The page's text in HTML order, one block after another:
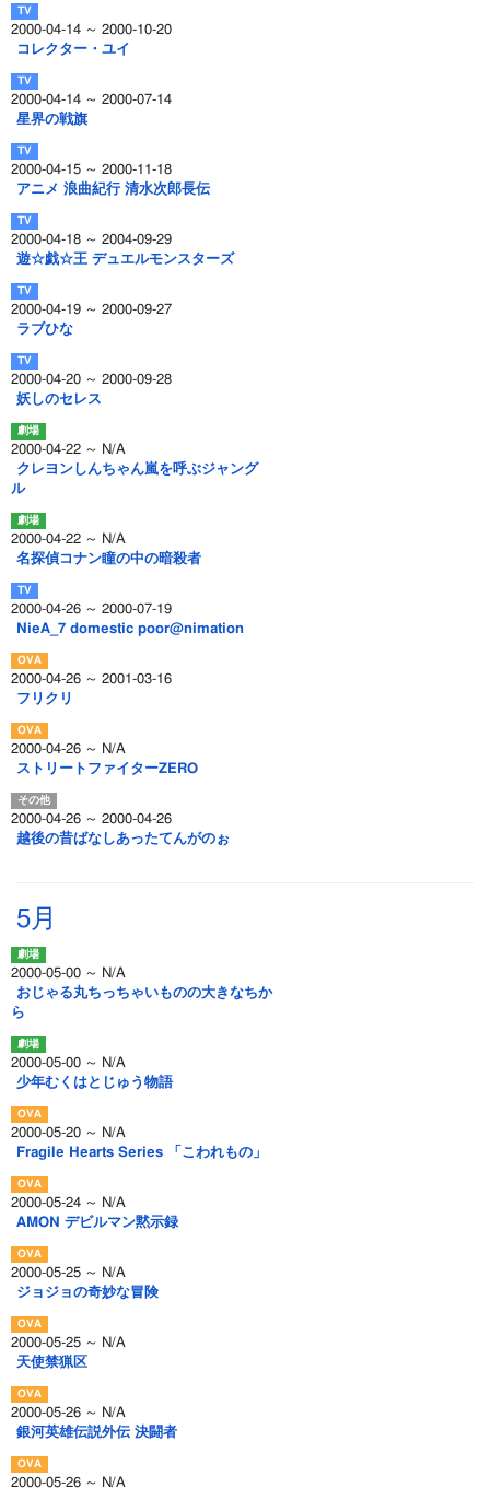
2000-04-14 ～ 2000-10-20
コレクター・ユイ
2000-04-14 ～ 2000-07-14
星界の戦旗
2000-04-15 ～ 2000-11-18
アニメ 浪曲紀行 清水次郎長伝
2000-04-18 ～ 2004-09-29
遊☆戯☆王 デュエルモンスターズ
2000-04-19 ～ 2000-09-27
ラブひな
2000-04-20 ～ 2000-09-28
妖しのセレス
2000-04-22 ～ N/A
クレヨンしんちゃん嵐を呼ぶジャング
ル
2000-04-22 ～ N/A
名探偵コナン瞳の中の暗殺者
2000-04-26 ～ 2000-07-19
NieA_7 domestic poor@nimation
2000-04-26 ～ 2001-03-16
フリクリ
2000-04-26 ～ N/A
ストリートファイターZERO
2000-04-26 ～ 2000-04-26
越後の昔ばなしあったてんがのぉ
5月
2000-05-00 ～ N/A
おじゃる丸ちっちゃいものの大きなちか
ら
2000-05-00 ～ N/A
少年むくはとじゅう物語
2000-05-20 ～ N/A
Fragile Hearts Series 「こわれもの」
2000-05-24 ～ N/A
AMON デビルマン黙示録
2000-05-25 ～ N/A
ジョジョの奇妙な冒険
2000-05-25 ～ N/A
天使禁猟区
2000-05-26 ～ N/A
銀河英雄伝説外伝 決闘者
2000-05-26 ～ N/A